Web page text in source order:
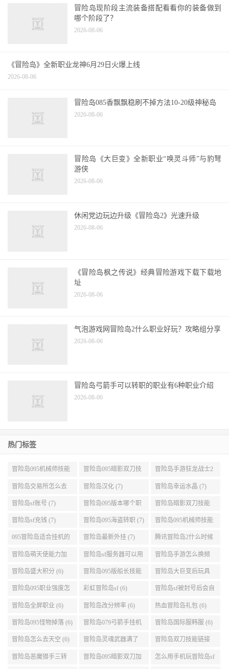
冒险岛现阶段主流装备搭配看看你的装备做到
哪个阶段了？
2026-08-06
《冒险岛》全新职业龙神6月29日火爆上线
2026-08-06
冒险岛085香飘飘稳刷不掉方法10-20级神秘岛
2026-08-06
冒险岛《大巨变》全新职业“唤灵斗师”与豹弩
游侠
2026-08-06
休闲党边玩边升级《冒险岛2》光速升级
2026-08-06
《冒险岛枫之传说》经典冒险游戏下载下载地
址
2026-08-06
气泡游戏网冒险岛2什么职业好玩？攻略组分享
2026-08-06
冒险岛弓箭手可以转职的职业有6种职业介绍
2026-08-06
热门标签
冒险岛095机械师技能
展示 (9)
冒险岛095暗影双刀技
能加点 (9)
冒险岛手游狂龙战士2
转 (9)
冒险岛交易所怎么去
(8)
冒险岛汉化 (7) 冒险岛幸运水晶 (7)
冒险岛sf账号 (7) 冒险岛095版本哪个职
业段数高些 (7)
冒险岛暗影双刀技能
加点095版本 (7)
冒险岛sf充钱 (7) 冒险岛095海盗转职 (7) 冒险岛095机械师技能
演示 (7)
095冒险岛适合挂机的
地图 (7)
冒险岛最新外挂 (7) 腾讯冒险岛2什么时候
公测 (7)
冒险岛萌天使能力加
点 (6)
冒险岛sf服务器可以用
自己电脑 (6)
冒险岛手游怎么换频
道 (6)
冒险岛盛大积分 (6) 冒险岛095版船长技能
介绍 (6)
冒险岛大巨变后玩具
城组队任务 (6)
冒险岛095职业强度怎
么选 (6)
彩虹冒险岛sf (6) 冒险岛sf被封号后会自
动关闭电脑 (6)
冒险岛全屏职业 (6) 冒险岛改分辨率 (6) 热血冒险岛礼包 (6)
冒险岛095怪物掉落 (6) 冒险岛079弓箭手挂机
升级的地方 (6)
冒险岛国际服韩服 (6)
冒险岛怎么去天空 (6) 冒险岛灵魂武器满了
(6)
冒险岛双刀技能链接
(5)
冒险岛恶魔猎手三转 冒险岛095暗影双刀加 怎么用手机玩冒险岛sf